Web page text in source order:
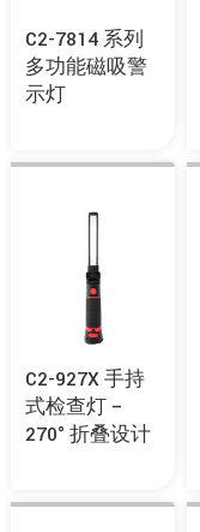
C2-7814 系列
多功能磁吸警
示灯
C2-927X 手持
式检查灯 –
270° 折叠设计